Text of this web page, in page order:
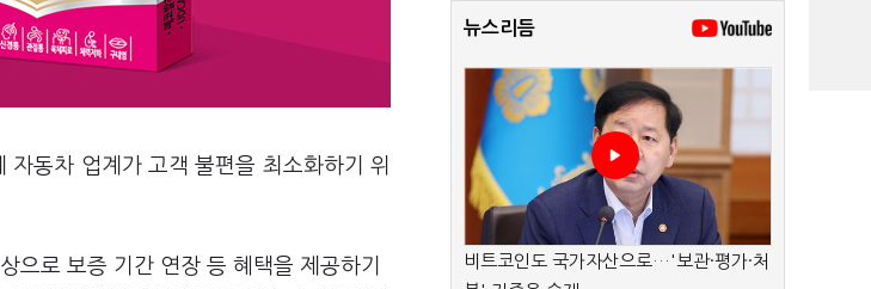
동차 업계가 고객 불편을 최소화하기 위
으로 보증 기간 연장 등 혜택을 제공하기
뉴스리듬
비트코인도 국가자산으로…'보관·평가·처